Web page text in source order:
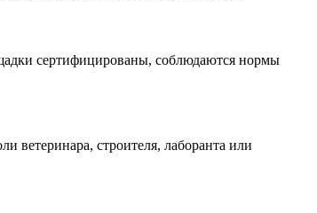
сертифицированы, соблюдаются нормы
ветеринара, строителя, лаборанта или